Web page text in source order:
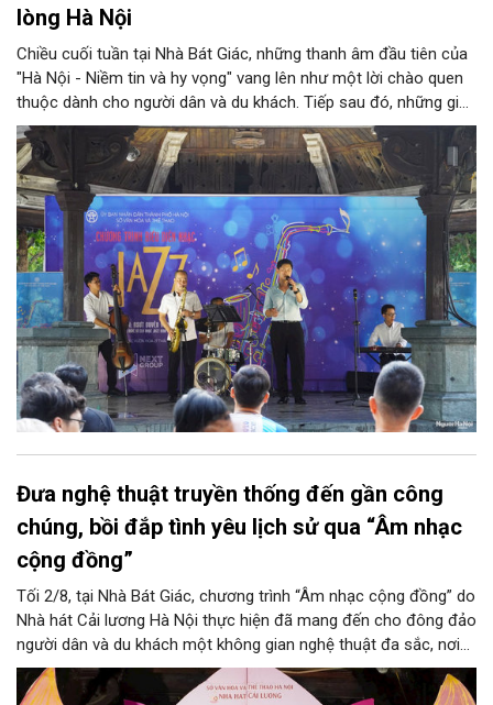
lòng Hà Nội
Chiều cuối tuần tại Nhà Bát Giác, những thanh âm đầu tiên của
"Hà Nội - Niềm tin và hy vọng" vang lên như một lời chào quen
thuộc dành cho người dân và du khách. Tiếp sau đó, những giai
điệu jazz kinh điển của thế giới lần lượt cất lên qua phần biểu
diễn của NSƯT Quyền Văn Minh và các nghệ sĩ Bình Minh Jazz
Club, mở ra một không gian âm nhạc giàu cảm xúc ngay giữa
trung tâm Thủ đô.
Đưa nghệ thuật truyền thống đến gần công
chúng, bồi đắp tình yêu lịch sử qua “Âm nhạc
cộng đồng”
Tối 2/8, tại Nhà Bát Giác, chương trình “Âm nhạc cộng đồng” do
Nhà hát Cải lương Hà Nội thực hiện đã mang đến cho đông đảo
người dân và du khách một không gian nghệ thuật đa sắc, nơi
những làn điệu cải lương, ca cổ, tân cổ và các tiết mục múa
hòa quyện trong không gian của phố đi bộ hồ Hoàn Kiếm. Đặc